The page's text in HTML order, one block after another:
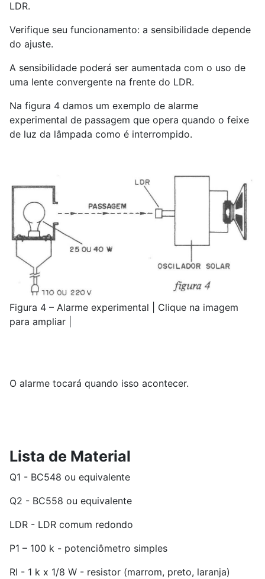
LDR.
Verifique seu funcionamento: a sensibilidade depende
do ajuste.
A sensibilidade poderá ser aumentada com o uso de
uma lente convergente na frente do LDR.
Na figura 4 damos um exemplo de alarme
experimental de passagem que opera quando o feixe
de luz da lâmpada como é interrompido.
Figura 4 – Alarme experimental | Clique na imagem
para ampliar |
O alarme tocará quando isso acontecer.
Lista de Material
Q1 - BC548 ou equivalente
Q2 - BC558 ou equivalente
LDR - LDR comum redondo
P1 – 100 k - potenciômetro simples
RI - 1 k x 1/8 W - resistor (marrom, preto, laranja)